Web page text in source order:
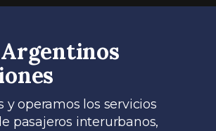
y operamos los servicios
pasajeros interurbanos,